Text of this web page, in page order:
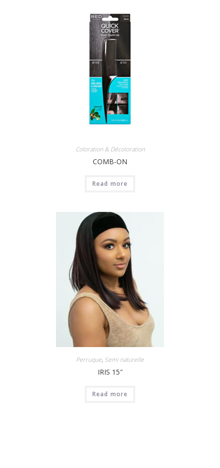
Coloration & Décoloration
COMB-ON
Read more
Perruque, Semi naturelle
IRIS 15″
Read more